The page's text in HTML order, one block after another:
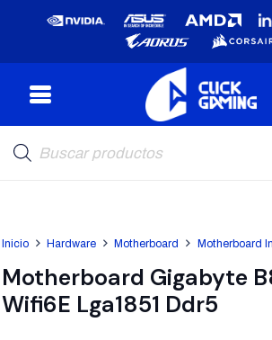
de
productos
Inicio Hardware Motherboard Motherboard
Motherboard Gigabyte
Wifi6E Lga1851 Ddr5